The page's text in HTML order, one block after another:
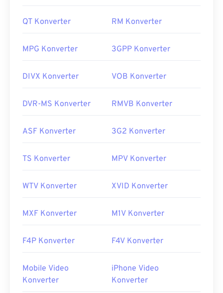
QT Konverter RM Konverter
MPG Konverter 3GPP Konverter
DIVX Konverter VOB Konverter
DVR-MS Konverter RMVB Konverter
ASF Konverter 3G2 Konverter
TS Konverter MPV Konverter
WTV Konverter XVID Konverter
MXF Konverter M1V Konverter
F4P Konverter F4V Konverter
Mobile Video
Konverter
iPhone Video
Konverter